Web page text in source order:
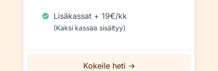
Lisäkassat + 19€/kk
(Kaksi kassaa sisältyy)
Kokeile heti →